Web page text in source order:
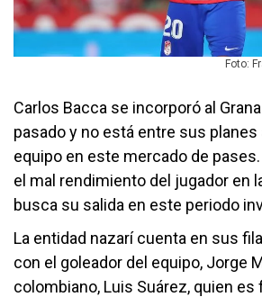
Foto:
Carlos Bacca se incorporó al
pasado y no está entre sus planes
equipo en este mercado de pases.
el mal rendimiento del jugador en
busca su salida en este periodo
La entidad nazarí cuenta en sus
con el goleador del equipo, Jorge
colombiano, Luis Suárez, quien